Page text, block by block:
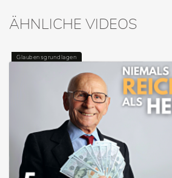
ÄHNLICHE VIDEOS
Glaubensgrundlagen